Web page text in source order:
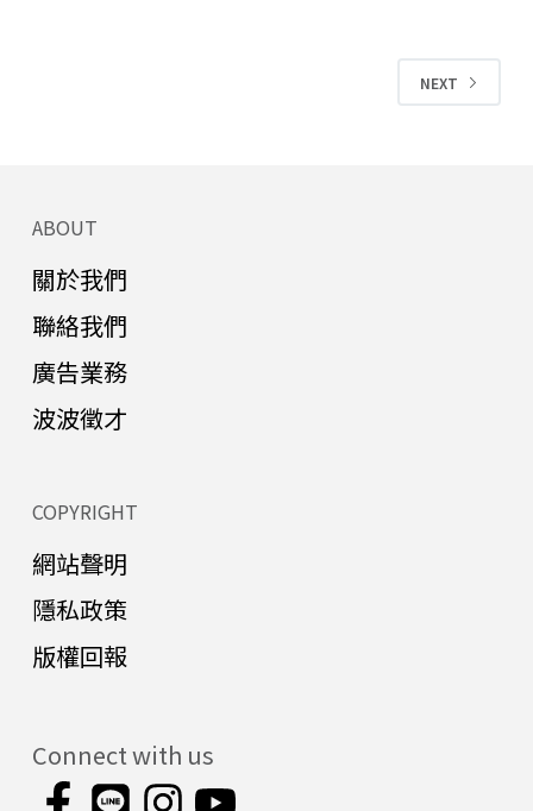
NEXT
ABOUT
關於我們
聯絡我們
廣告業務
波波徵才
COPYRIGHT
網站聲明
隱私政策
版權回報
Connect with us